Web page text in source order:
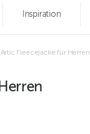
Inspiration
Artic Fleecejacke für Herren